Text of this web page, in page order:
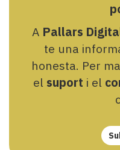
A Pallars
te una
honesta. Per
el suport i el